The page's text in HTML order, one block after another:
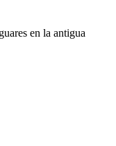
en la antigua